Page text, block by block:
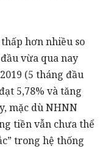
hơn nhiều so
vừa qua nay
(5 tháng đầu
5,78% và tăng
mặc dù NHNN
tiền vẫn chưa thể
trong hệ thống